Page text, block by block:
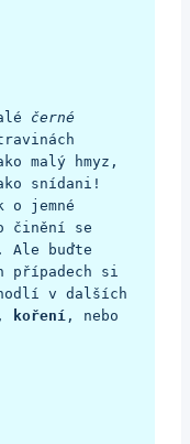
černé
malý hmyz,
snídani!
o jemné
činění se
Ale buďte
případech si
v dalších
koření , nebo